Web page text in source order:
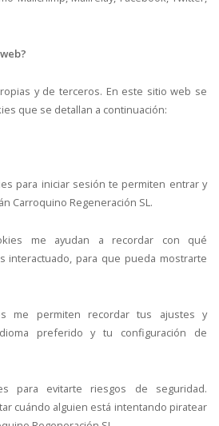
y de terceros. En este sitio web se
que se detallan a continuación:
para iniciar sesión te permiten entrar y
Carroquino Regeneración SL.
me ayudan a recordar con qué
interactuado, para que pueda mostrarte
me permiten recordar tus ajustes y
preferido y tu configuración de
para evitarte riesgos de seguridad.
cuándo alguien está intentando piratear